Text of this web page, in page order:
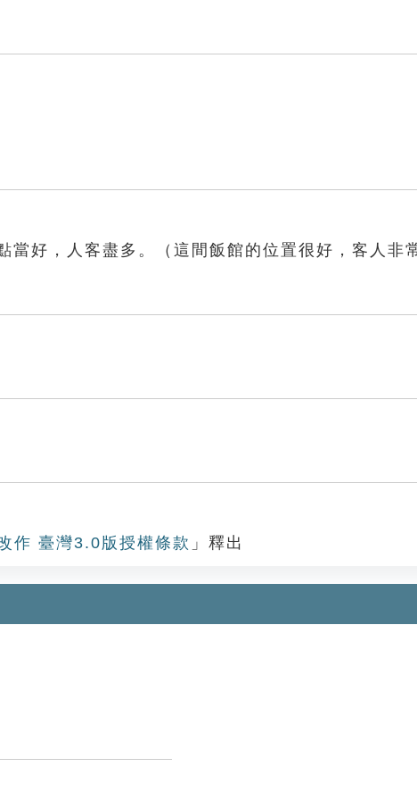
當好，人客盡多。（這間飯館的位置很好，客人非
作 臺灣3.0版授權條款 」釋出